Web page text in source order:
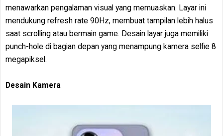
menawarkan pengalaman visual yang memuaskan. Layar ini
mendukung refresh rate 90Hz, membuat tampilan lebih halus
saat scrolling atau bermain game. Desain layar juga memiliki
punch-hole di bagian depan yang menampung kamera selfie 8
megapiksel.
Desain Kamera